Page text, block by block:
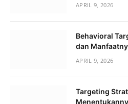
APRIL 9, 2026
Behavioral
dan
APRIL 9, 2026
Targeting